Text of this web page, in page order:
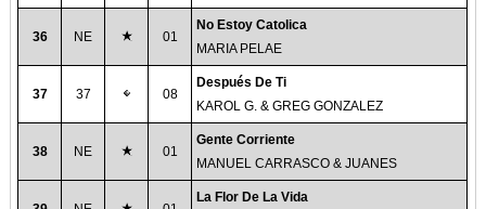
36 NE 01
No Estoy Catolica
MARIA PELAE
37 37 08
Después De Ti
KAROL G. & GREG GONZALEZ
38 NE 01
Gente Corriente
MANUEL CARRASCO & JUANES
La Flor De La Vida